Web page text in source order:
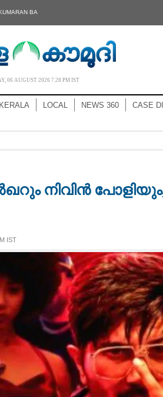
BA
06 AUGUST 2026 7.28 PM IST
KERALA LOCAL NEWS 360 CASE
നിവിൻ പോളിയും,
IST